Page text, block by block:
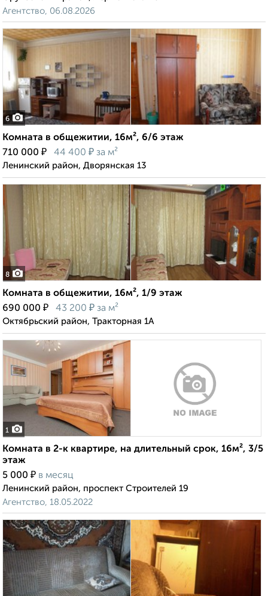
Агентство, 06.08.2026
6
Комната в общежитии, 16м², 6/6 этаж
710 000 ₽ 44 400 ₽ за м²
Ленинский район, Дворянская 13
8
Комната в общежитии, 16м², 1/9 этаж
690 000 ₽ 43 200 ₽ за м²
Октябрьский район, Тракторная 1А
1
Комната в 2-к квартире, на длительный срок, 16м², 3/5
этаж
5 000 ₽ в месяц
Ленинский район, проспект Строителей 19
Агентство, 18.05.2022